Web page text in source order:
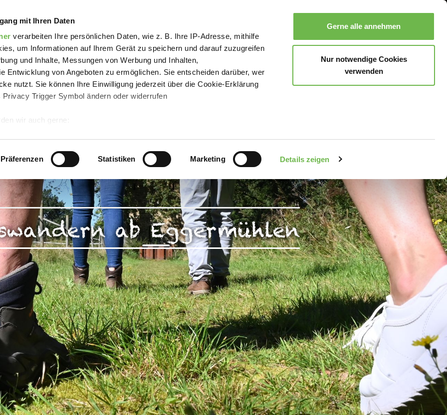
mit Ihren Daten
verarbeiten Ihre persönlichen Daten, wie z. B. Ihre IP-Adresse, mithilfe
um Informationen auf Ihrem Gerät zu speichern und darauf zuzugreifen
und Inhalte, Messungen von Werbung und Inhalten,
Entwicklung von Angeboten zu ermöglichen. Sie entscheiden darüber, wer
nutzt. Sie können Ihre Einwilligung jederzeit über die Cookie-Erklärung
Trigger Symbol ändern oder widerrufen
wir auch gerne:
Scannen nach bestimmten Merkmalen (Fingerprinting) identifizieren
Einzelheitenfest.
Inhalte und Anzeigen zu personalisieren, Funktionen für soziale Medien
Zugriffe auf unsere Website zu analysieren.Danke, dass Sie uns in
auf dieser Webseite erhobenen Daten in den USA durch Google
"Gerne Alle annehmen" oder Präferenzen, Statistiken oder Marketing
manuell festlegen“ klicken, willigen Sie zugleich gem. Art. 49 Abs. 1 S. 1 lit.
in den USA verarbeitet werden. Die USA werden vom Europäischen
einem nach EU-Standards unzureichendem Datenschutzniveau
das Risiko, dass Ihre Daten durch US-Behörden, zu Kontroll-
möglicherweise auch ohne Rechtsbehelfsmöglichkeiten, verarbeitet
"Auswahl manuell festlegen" klicken und keine der optionalen Boxen
Marketing ausgewählt haben, findet die vorgehend beschriebene
Informationen erhalten Sie in unseren Datenschutzhinweisen.
darüber gerne hier:Datenschutz|Impressum
Präferenzen Statistiken Marketing Details zeigen
Gerne alle annehmen
Nur notwendige Cookies
verwenden
Suche Buchen Menü
ab Eggermühlen